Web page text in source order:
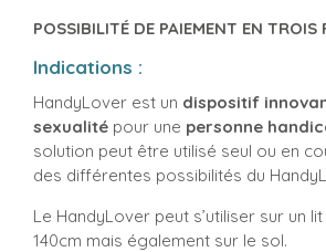
POSSIBILITÉ DE PAIEMENT EN TROIS
Indications :
HandyLover est un dispositif
sexualité pour une personne
solution peut être utilisé seul ou en
des différentes possibilités du
Le HandyLover peut s’utiliser sur un
140cm mais également sur le sol.